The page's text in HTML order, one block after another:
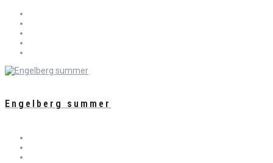
Engelberg summer